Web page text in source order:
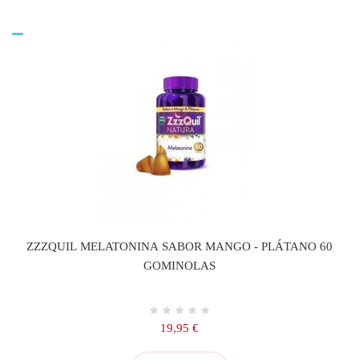
ZZZQUIL MELATONINA SABOR MANGO - PLÁTANO 60
GOMINOLAS
Precio
19,95 €